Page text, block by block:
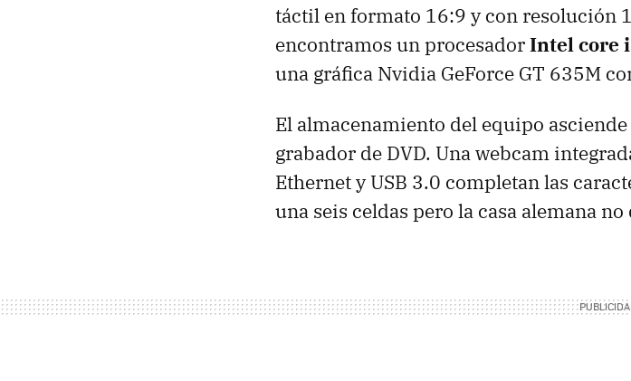
táctil en formato 16:9 y con resolución
encontramos un procesadorIntel core
una gráfica Nvidia GeForce GT 635M
El almacenamiento del equipo
grabador de DVD. Una webcam
Ethernet y USB 3.0 completan las
una seis celdas pero la casa alemana